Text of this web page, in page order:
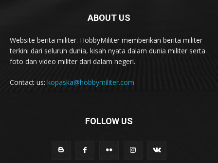
ABOUT US
Website berita militer. HobbyMiliter memberikan berita militer
terkini dari seluruh dunia, kisah nyata dalam dunia militer serta
foto dan video militer dari dalam negeri.
Contact us: kopaska@hobbymiliter.com
FOLLOW US